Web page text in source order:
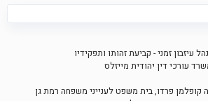
עיזבון זמני - קביעת זהותו ותפקידיו
עורכי דין יהודית מייזלס
קופלמן פרדו, בית משפט לענייני משפחה רמת גן